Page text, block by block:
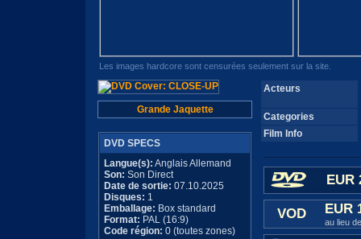
Les images hardcore sont censurées seulement sur la site.
Grande Jaquette
DVD SPECS
Langue(s): Anglais Allemand
Son: Son Direct
Date de sortie: 07.10.2025
Disques: 1
Emballage: Box standard
Format: PAL (16:9)
Code région: 0 (toutes zones)
Acteurs
Categories
Film Info
EUR
VOD EUR
au lieu